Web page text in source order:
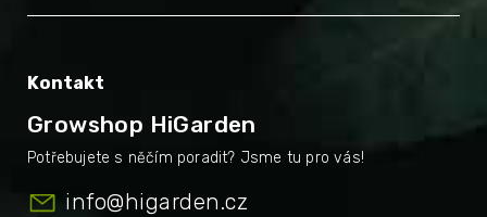
Kontakt
Growshop HiGarden
info@higarden.cz